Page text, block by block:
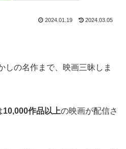
2024.01.19 2024.03.05
しの名作まで、映画三昧しま
10,000作品以上の映画が配信さ